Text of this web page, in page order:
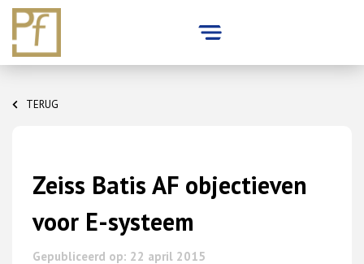
content
TERUG
Zeiss Batis AF objectieven
voor E-systeem
Gepubliceerd op: 22 april 2015